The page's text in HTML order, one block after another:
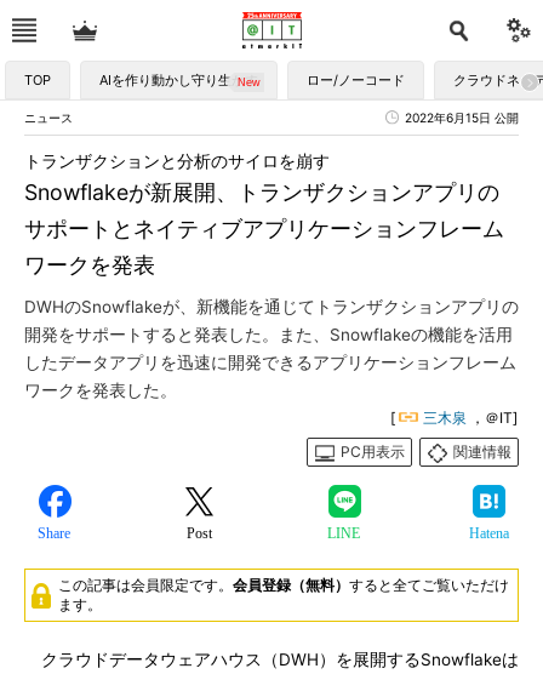
TOP AIを作り動かし守り生かす ロー/ノーコード クラウドネイ
ニュース 2022年6月15日 公開
Snowflakeが新展開、トランザクションアプリの
サポートとネイティブアプリケーションフレーム
ワークを発表
トランザクションと分析のサイロを崩す
DWHのSnowflakeが、新機能を通じてトランザクションアプリの
開発をサポートすると発表した。また、Snowflakeの機能を活用
したデータアプリを迅速に開発できるアプリケーションフレーム
ワークを発表した。
[ 三木泉 ，＠IT]
PC用表示
関連情報
Share Post LINE Hatena
この記事は会員限定です。 会員登録（無料） すると全てご覧いただけ
ます。
クラウドデータウェアハウス（DWH）を展開するSnowflakeは